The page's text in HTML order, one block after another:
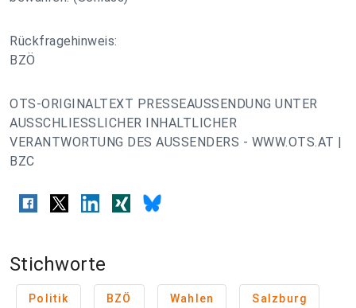
Rückfragehinweis:
BZÖ
OTS-ORIGINALTEXT PRESSEAUSSENDUNG UNTER
AUSSCHLIESSLICHER INHALTLICHER
VERANTWORTUNG DES AUSSENDERS - WWW.OTS.AT |
BZC
Stichworte
Politik BZÖ Wahlen Salzburg